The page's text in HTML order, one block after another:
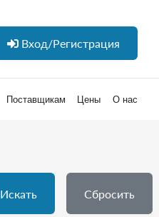
Вход/Регистрация
Поставщикам Цены О нас
Искать Сбросить